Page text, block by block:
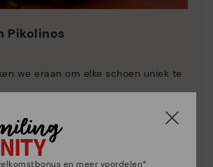
Pikolinos
we eraan om elke schoen uniek te
en meer voordelen*